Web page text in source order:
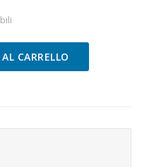
CARRELLO